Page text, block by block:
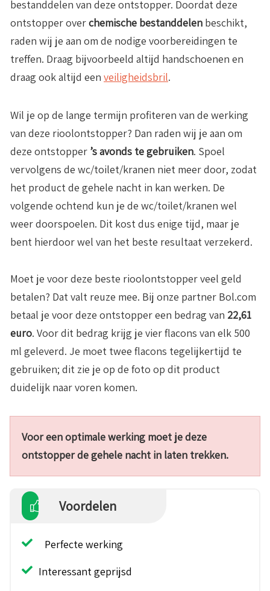
bestanddelen van deze ontstopper. Doordat deze
ontstopper overchemische bestanddelen beschikt,
raden wij je aan om de nodige voorbereidingen te
treffen. Draag bijvoorbeeld altijd handschoenen en
draag ook altijd een veiligheidsbril.
Wil je op de lange termijn profiteren van de werking
van deze rioolontstopper? Dan raden wij je aan om
deze ontstopper ’s avonds te gebruiken. Spoel
vervolgens de wc/toilet/kranen niet meer door, zodat
het product de gehele nacht in kan werken. De
volgende ochtend kun je de wc/toilet/kranen wel
weer doorspoelen. Dit kost dus enige tijd, maar je
bent hierdoor wel van het beste resultaat verzekerd.
Moet je voor deze beste rioolontstopper veel geld
betalen? Dat valt reuze mee. Bij onze partner Bol.com
betaal je voor deze ontstopper een bedrag van 22,61
euro. Voor dit bedrag krijg je vier flacons van elk 500
ml geleverd. Je moet twee flacons tegelijkertijd te
gebruiken; dit zie je op de foto op dit product
duidelijk naar voren komen.
Voor een optimale werking moet je deze
ontstopper de gehele nacht in laten trekken.
Voordelen
Perfecte werking
Interessant geprijsd